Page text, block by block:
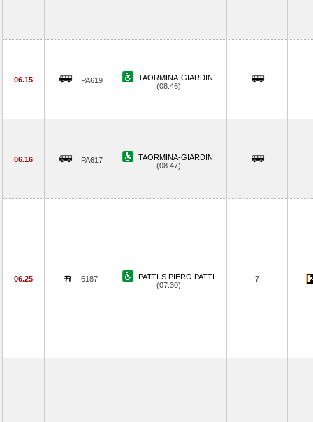
06.15 PA619
TAORMINA-GIARDINI
(08.46)
06.16 PA617
TAORMINA-GIARDINI
(08.47)
06.25 6187
PATTI-S.PIERO PATTI
(07.30)
7